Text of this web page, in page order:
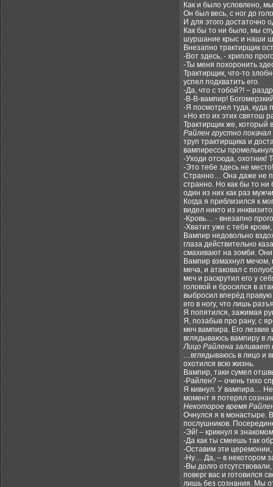
Как и было условлено,
Он был весь, с ног до
И для этого достаточно
Как бы то ни было, мы
шуршание крыс и наши
Внезапно трактирщик
-Вот здесь, - хрипло
-Ты меня похоронить
Трактирщик, что-то
успел подхватить его.
-Да, что с тобой?! –
-В-В-вампир!
-Я посмотрел туда, куда
«Но кто их этих святош
Трактирщик же, который
Райлен грустно покачал
труп трактирщика и
вампирессы
-Уходи отсюда, охотник!
-Это тебе здесь не
Странно… Она даже не
странно. Но как бы то
один из них как раз
Когда я приблизился к
видел никто из
-Кровь… - внезапно
-Хватит уже с тебя
Вампир недовольно
глаза действительно
смахивают на зомби.
Вампир взмахнул мечом,
меча, и атаковал с
меч и раскрутил его у
головой и бросился в
выбросил вперёд правую
его в ногу, что лишь
Я попятился, зажимая
Я, позабыв про рану, с
меч вампира. Его
вглядываюсь вампиру в
Лицо Райлена
…вглядываюсь в лицо и
охотился всю жизнь.
Вампир, таки сумел
-Райлен? – очень тихо
Я кивнул. У вампира…
момент я потерял
Некоторое время
Очнулся я в монастыре.
послушников.
-Эй! – крикнул я
-Да как ты смеешь так
-Оставим эти
-Ну… Да, – в некотором
-Вы долго
поверг вас и готовился
лишь без сознания. Мы